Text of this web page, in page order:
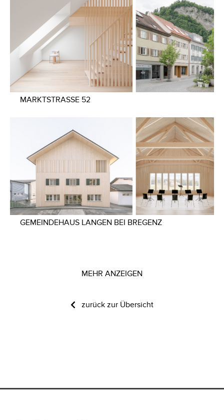
MARKTSTRASSE 52
GEMEINDEHAUS LANGEN BEI BREGENZ
MEHR ANZEIGEN
zurück zur Übersicht